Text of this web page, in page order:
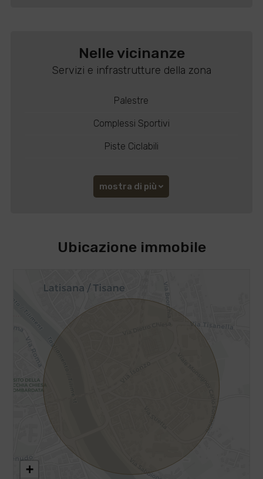
Nelle vicinanze
Servizi e infrastrutture della zona
Palestre
Complessi Sportivi
Piste Ciclabili
mostra di più
Ubicazione immobile
+